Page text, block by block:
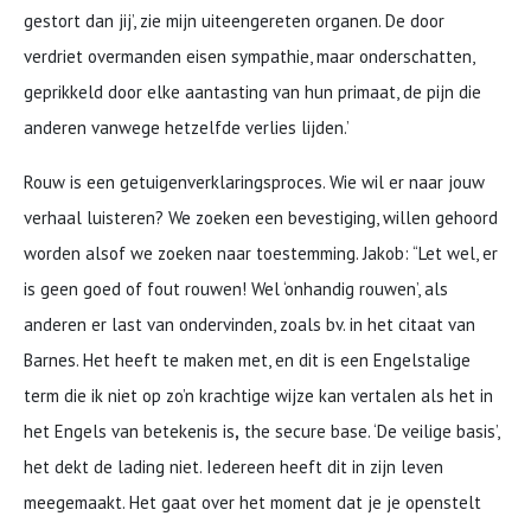
gestort dan jij’, zie mijn uiteengereten organen. De door
verdriet overmanden eisen sympathie, maar onderschatten,
geprikkeld door elke aantasting van hun primaat, de pijn die
anderen vanwege hetzelfde verlies lijden.’
Rouw is een getuigenverklaringsproces. Wie wil er naar jouw
verhaal luisteren? We zoeken een bevestiging, willen gehoord
worden alsof we zoeken naar toestemming. Jakob: “Let wel, er
is geen goed of fout rouwen! Wel ‘onhandig rouwen’, als
anderen er last van ondervinden, zoals bv. in het citaat van
Barnes. Het heeft te maken met, en dit is een Engelstalige
term die ik niet op zo’n krachtige wijze kan vertalen als het in
het Engels van betekenis is, the secure base. ‘De veilige basis’,
het dekt de lading niet. Iedereen heeft dit in zijn leven
meegemaakt. Het gaat over het moment dat je je openstelt